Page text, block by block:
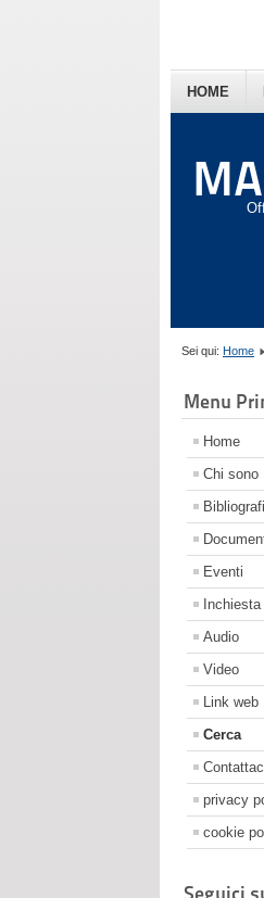
HOME
Sei qui: Home
Menu
Home
Chi sono
Eventi
Audio
Video
Link web
Cerca
privacy
cookie